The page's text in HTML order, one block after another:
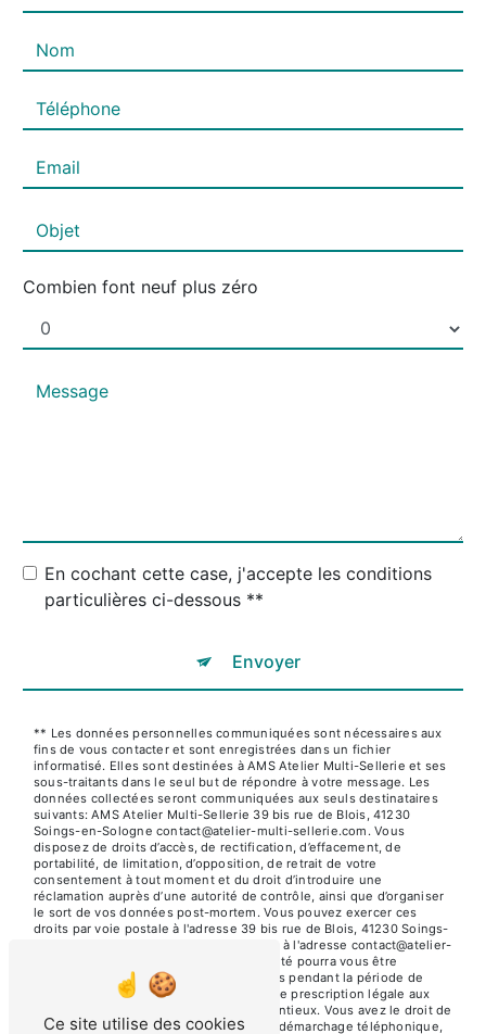
Combien font neuf plus zéro
En cochant cette case, j'accepte les conditions
particulières ci-dessous **
Envoyer
** Les données personnelles communiquées sont nécessaires aux
fins de vous contacter et sont enregistrées dans un fichier
informatisé. Elles sont destinées à AMS Atelier Multi-Sellerie et ses
sous-traitants dans le seul but de répondre à votre message. Les
données collectées seront communiquées aux seuls destinataires
suivants: AMS Atelier Multi-Sellerie 39 bis rue de Blois, 41230
Soings-en-Sologne contact@atelier-multi-sellerie.com. Vous
disposez de droits d’accès, de rectification, d’effacement, de
portabilité, de limitation, d’opposition, de retrait de votre
consentement à tout moment et du droit d’introduire une
réclamation auprès d’une autorité de contrôle, ainsi que d’organiser
le sort de vos données post-mortem. Vous pouvez exercer ces
droits par voie postale à l'adresse 39 bis rue de Blois, 41230 Soings-
en-Sologne ou par courrier électronique à l'adresse contact@atelier-
multi-sellerie.com. Un justificatif d'identité pourra vous être
demandé. Nous conservons vos données pendant la période de
prise de contact puis pendant la durée de prescription légale aux
fins probatoires et de gestion des contentieux. Vous avez le droit de
vous inscrire sur la liste d'opposition au démarchage téléphonique,
Ce site utilise des cookies